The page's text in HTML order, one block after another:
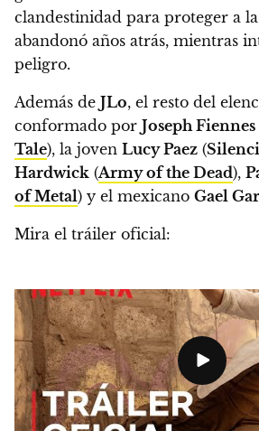
clandestinidad para proteger a
abandonó años atrás, mientras
peligro.
Además de JLo, el resto del
conformado por Joseph Fiennes
Tale), la joven Lucy Paez (
Hardwick (Army of the Dead),
of Metal) y el mexicano Gael
Mira el tráiler oficial: